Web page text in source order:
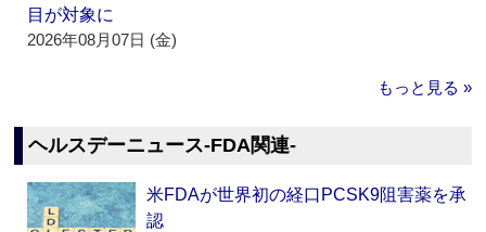
目が対象に
2026年08月07日 (金)
もっと見る »
ヘルスデーニュース‐FDA関連‐
米FDAが世界初の経口PCSK9阻害薬を承
認